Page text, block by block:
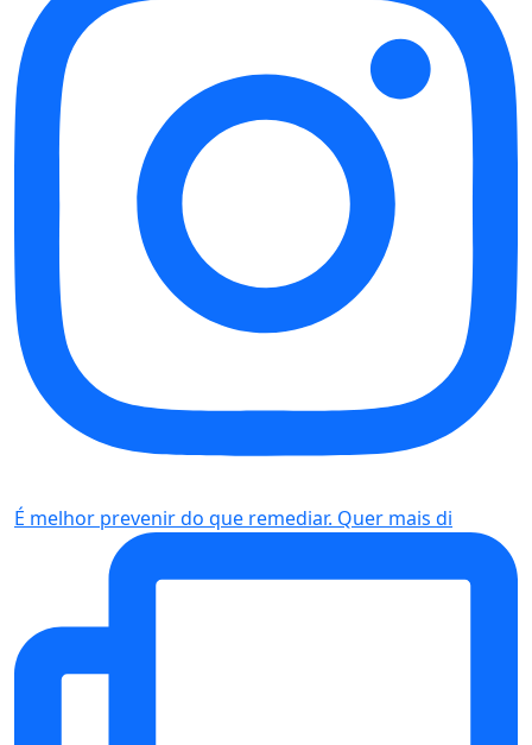
É melhor prevenir do que remediar. Quer mais di